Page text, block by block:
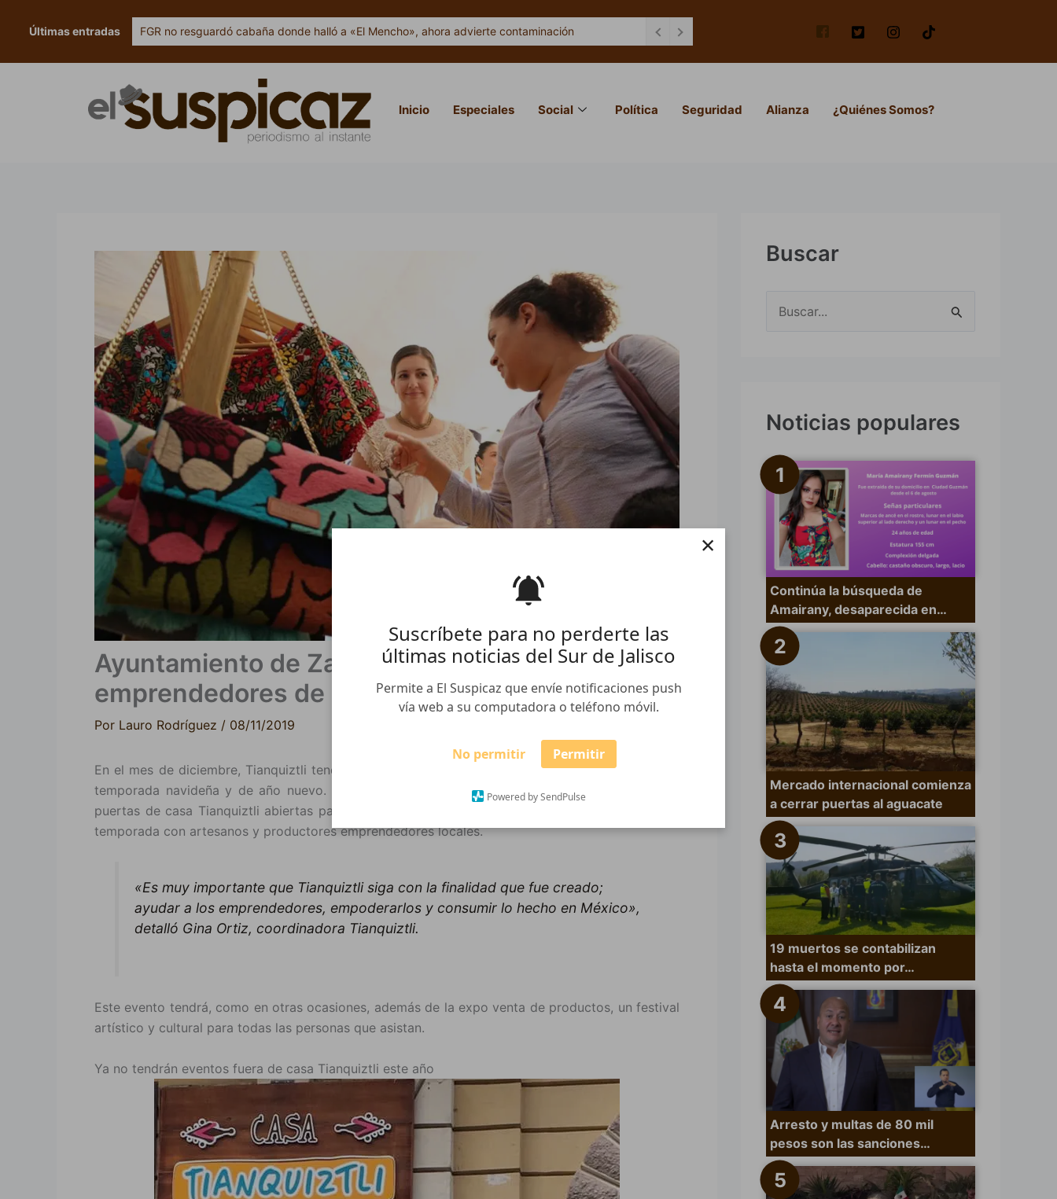
Suscríbete para no perderte las
últimas noticias del Sur de Jalisco
Permite a El Suspicaz que envíe notificaciones push
vía web a su computadora o teléfono móvil.
No permitir Permitir
Powered by SendPulse
×
Últimas entradas FGR no resguardó cabaña donde halló a «El Mencho», ahora advierte contaminación
Inicio Especiales Social Política Seguridad Alianza ¿Quiénes Somos?
Ayuntamiento de Zapotlán cierra la puerta a
emprendedores de Tianquiztli
Por Lauro Rodríguez / 08/11/2019
En el mes de diciembre, Tianquiztli tendrá actividades de expo venta de productos de cara a la
temporada navideña y de año nuevo. Los fines de semana del 7-8, 14-15 y 21-20, estarán las
puertas de casa Tianquiztli abiertas para que los zapotlenses acudan a adquirir los regalos de
temporada con artesanos y productores emprendedores locales.
«Es muy importante que Tianquiztli siga con la finalidad que fue creado;
ayudar a los emprendedores, empoderarlos y consumir lo hecho en México»,
detalló Gina Ortiz, coordinadora Tianquiztli.
Este evento tendrá, como en otras ocasiones, además de la expo venta de productos, un festival
artístico y cultural para todas las personas que asistan.
Ya no tendrán eventos fuera de casa Tianquiztli este año
Buscar
a
p
o
Noticias populares
Continúa la búsqueda de
Amairany, desaparecida en…
Mercado internacional comienza
a cerrar puertas al aguacate
19 muertos se contabilizan
hasta el momento por…
Arresto y multas de 80 mil
pesos son las sanciones…